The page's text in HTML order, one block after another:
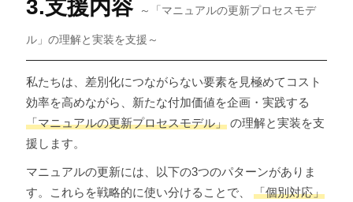
3.支援内容 ～「マニュアルの更新プロセスモデ
ル」の理解と実装を支援～
私たちは、差別化につながらない要素を見極めてコスト
効率を高めながら、新たな付加価値を企画・実践する
「マニュアルの更新プロセスモデル」 の理解と実装を支
援します。
マニュアルの更新には、以下の3つのパターンがありま
す。これらを戦略的に使い分けることで、 「個別対応」